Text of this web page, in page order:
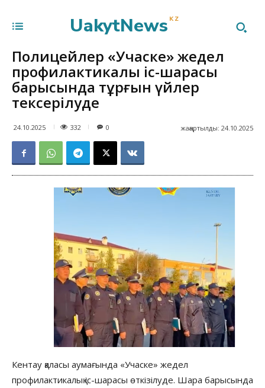
UakytNews KZ
Полицейлер «Учаске» жедел
профилактикалық іс-шарасы
барысында тұрғын үйлер
тексерілуде
24.10.2025 332 жаңартылды: 24.10.2025
0
Кентау қаласы аумағында «Учаске» жедел
профилактикалық іс-шарасы өткізілуде. Шара барысында